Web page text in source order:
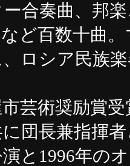
合奏曲、邦
ど百数十曲
ロシア民族
芸術奨励賞
団長兼指揮
と1996年の